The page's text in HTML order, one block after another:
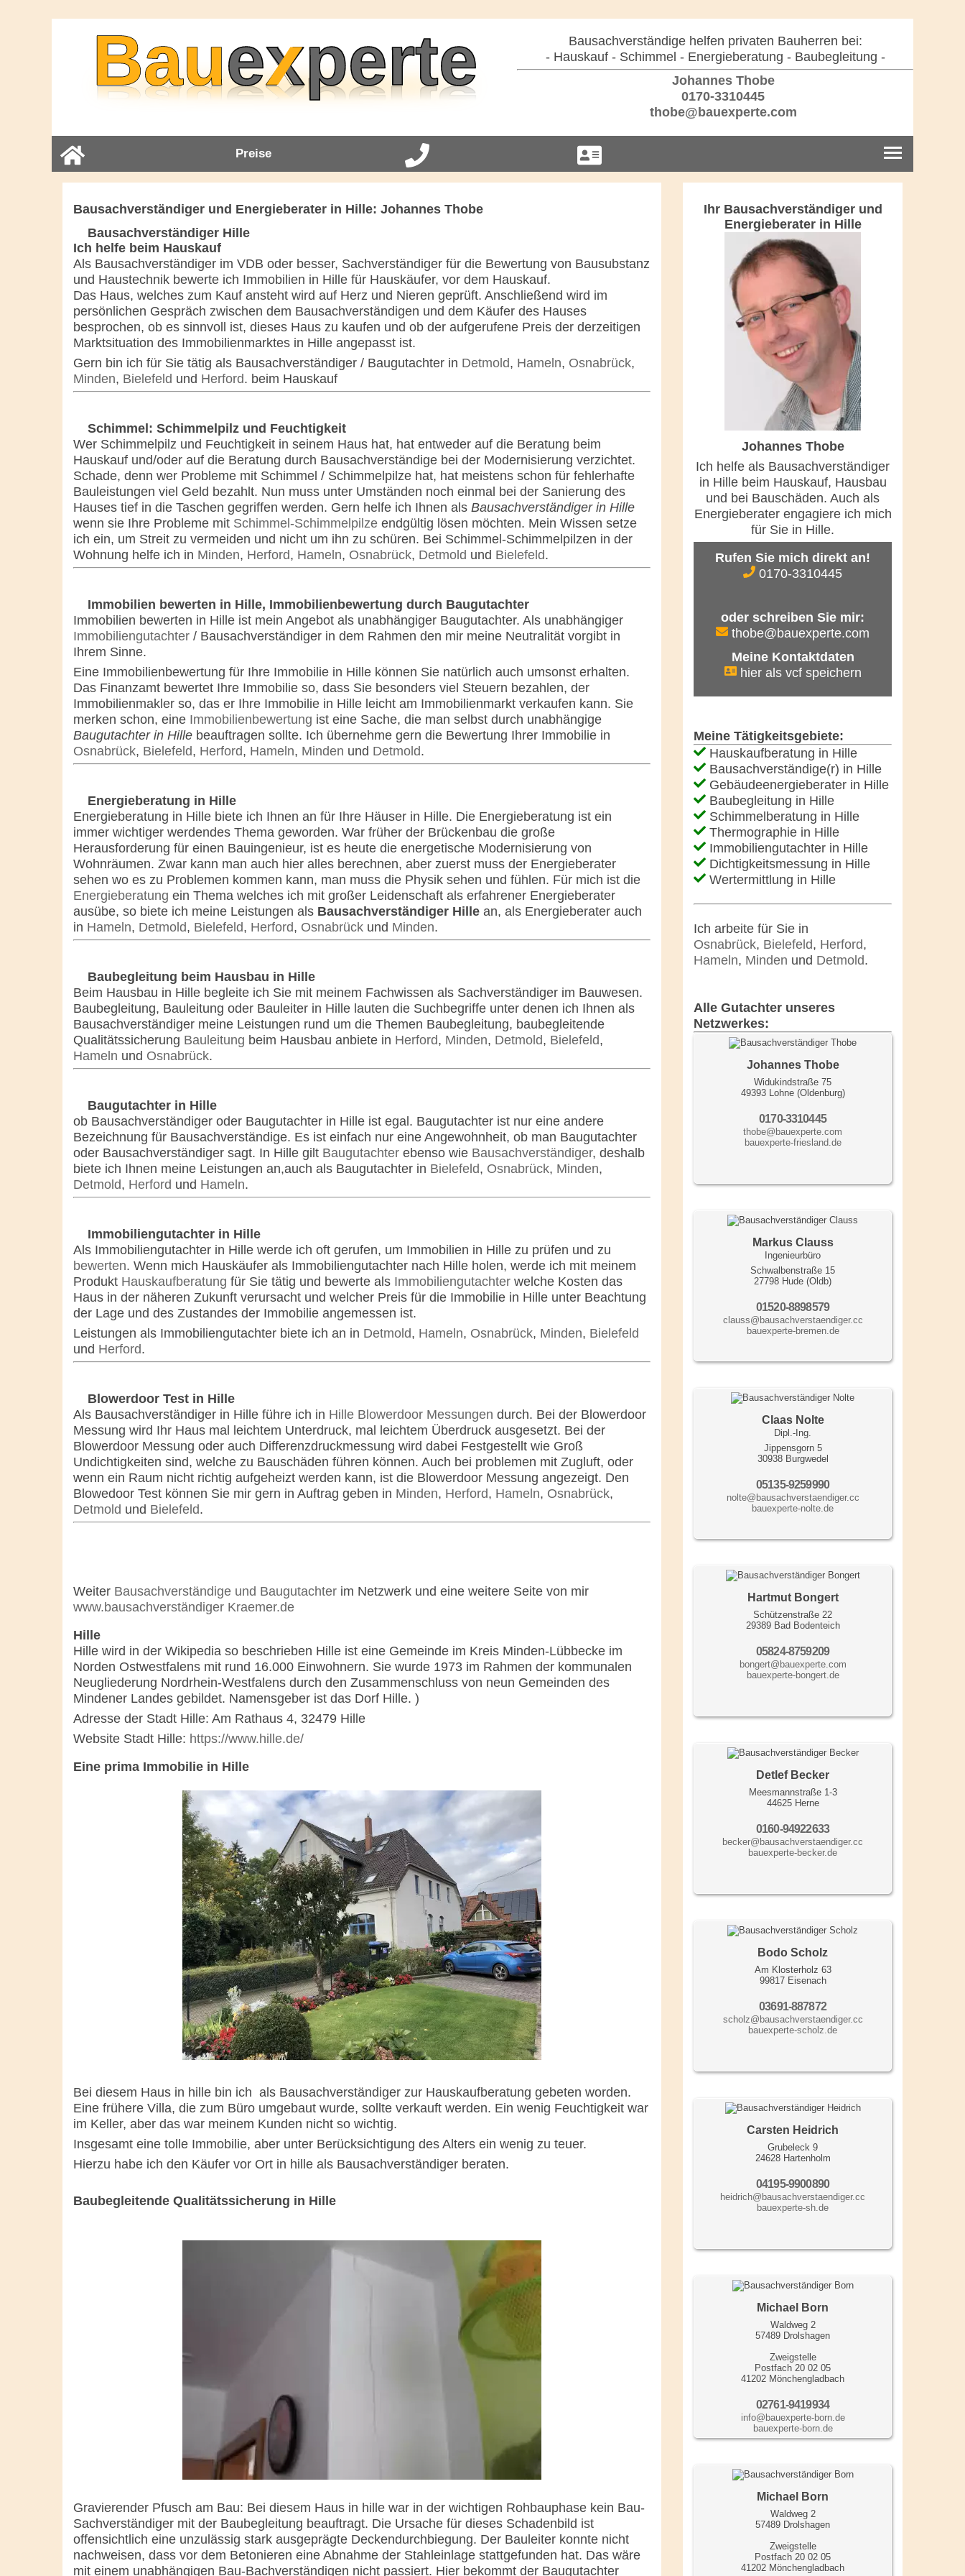
Bausachverständige helfen privaten Bauherren bei:
- Hauskauf - Schimmel - Energieberatung - Baubegleitung -
Johannes Thobe
0170-3310445
thobe@bauexperte.com
Preise
Bausachverständiger und Energieberater in Hille: Johannes Thobe
Bausachverständiger Hille
Ich helfe beim Hauskauf
Als Bausachverständiger im VDB oder besser, Sachverständiger für die Bewertung von Bausubstanz
und Haustechnik bewerte ich Immobilien in Hille für Hauskäufer, vor dem Hauskauf.
Das Haus, welches zum Kauf ansteht wird auf Herz und Nieren geprüft. Anschließend wird im
persönlichen Gespräch zwischen dem Bausachverständigen und dem Käufer des Hauses
besprochen, ob es sinnvoll ist, dieses Haus zu kaufen und ob der aufgerufene Preis der derzeitigen
Marktsituation des Immobilienmarktes in Hille angepasst ist.
Gern bin ich für Sie tätig als Bausachverständiger / Baugutachter in Detmold, Hameln, Osnabrück,
Minden, Bielefeld und Herford. beim Hauskauf
Schimmel: Schimmelpilz und Feuchtigkeit
Wer Schimmelpilz und Feuchtigkeit in seinem Haus hat, hat entweder auf die Beratung beim
Hauskauf und/oder auf die Beratung durch Bausachverständige bei der Modernisierung verzichtet.
Schade, denn wer Probleme mit Schimmel / Schimmelpilze hat, hat meistens schon für fehlerhafte
Bauleistungen viel Geld bezahlt. Nun muss unter Umständen noch einmal bei der Sanierung des
Hauses tief in die Taschen gegriffen werden. Gern helfe ich Ihnen als Bausachverständiger in Hille
wenn sie Ihre Probleme mit Schimmel-Schimmelpilze endgültig lösen möchten. Mein Wissen setze
ich ein, um Streit zu vermeiden und nicht um ihn zu schüren. Bei Schimmel-Schimmelpilzen in der
Wohnung helfe ich in Minden, Herford, Hameln, Osnabrück, Detmold und Bielefeld.
Immobilien bewerten in Hille, Immobilienbewertung durch Baugutachter
Immobilien bewerten in Hille ist mein Angebot als unabhängiger Baugutachter. Als unabhängiger
Immobiliengutachter / Bausachverständiger in dem Rahmen den mir meine Neutralität vorgibt in
Ihrem Sinne.
Eine Immobilienbewertung für Ihre Immobilie in Hille können Sie natürlich auch umsonst erhalten.
Das Finanzamt bewertet Ihre Immobilie so, dass Sie besonders viel Steuern bezahlen, der
Immobilienmakler so, das er Ihre Immobilie in Hille leicht am Immobilienmarkt verkaufen kann. Sie
merken schon, eine Immobilienbewertung ist eine Sache, die man selbst durch unabhängige
Baugutachter in Hille beauftragen sollte. Ich übernehme gern die Bewertung Ihrer Immobilie in
Osnabrück, Bielefeld, Herford, Hameln, Minden und Detmold.
Energieberatung in Hille
Energieberatung in Hille biete ich Ihnen an für Ihre Häuser in Hille. Die Energieberatung ist ein
immer wichtiger werdendes Thema geworden. War früher der Brückenbau die große
Herausforderung für einen Bauingenieur, ist es heute die energetische Modernisierung von
Wohnräumen. Zwar kann man auch hier alles berechnen, aber zuerst muss der Energieberater
sehen wo es zu Problemen kommen kann, man muss die Physik sehen und fühlen. Für mich ist die
Energieberatung ein Thema welches ich mit großer Leidenschaft als erfahrener Energieberater
ausübe, so biete ich meine Leistungen als Bausachverständiger Hille an, als Energieberater auch
in Hameln, Detmold, Bielefeld, Herford, Osnabrück und Minden.
Baubegleitung beim Hausbau in Hille
Beim Hausbau in Hille begleite ich Sie mit meinem Fachwissen als Sachverständiger im Bauwesen.
Baubegleitung, Bauleitung oder Bauleiter in Hille lauten die Suchbegriffe unter denen ich Ihnen als
Bausachverständiger meine Leistungen rund um die Themen Baubegleitung, baubegleitende
Qualitätssicherung Bauleitung beim Hausbau anbiete in Herford, Minden, Detmold, Bielefeld,
Hameln und Osnabrück.
Baugutachter in Hille
ob Bausachverständiger oder Baugutachter in Hille ist egal. Baugutachter ist nur eine andere
Bezeichnung für Bausachverständige. Es ist einfach nur eine Angewohnheit, ob man Baugutachter
oder Bausachverständiger sagt. In Hille gilt Baugutachter ebenso wie Bausachverständiger, deshalb
biete ich Ihnen meine Leistungen an,auch als Baugutachter in Bielefeld, Osnabrück, Minden,
Detmold, Herford und Hameln.
Immobiliengutachter in Hille
Als Immobiliengutachter in Hille werde ich oft gerufen, um Immobilien in Hille zu prüfen und zu
bewerten. Wenn mich Hauskäufer als Immobiliengutachter nach Hille holen, werde ich mit meinem
Produkt Hauskaufberatung für Sie tätig und bewerte als Immobiliengutachter welche Kosten das
Haus in der näheren Zukunft verursacht und welcher Preis für die Immobilie in Hille unter Beachtung
der Lage und des Zustandes der Immobilie angemessen ist.
Leistungen als Immobiliengutachter biete ich an in Detmold, Hameln, Osnabrück, Minden, Bielefeld
und Herford.
Blowerdoor Test in Hille
Als Bausachverständiger in Hille führe ich in Hille Blowerdoor Messungen durch. Bei der Blowerdoor
Messung wird Ihr Haus mal leichtem Unterdruck, mal leichtem Überdruck ausgesetzt. Bei der
Blowerdoor Messung oder auch Differenzdruckmessung wird dabei Festgestellt wie Groß
Undichtigkeiten sind, welche zu Bauschäden führen können. Auch bei problemen mit Zugluft, oder
wenn ein Raum nicht richtig aufgeheizt werden kann, ist die Blowerdoor Messung angezeigt. Den
Blowedoor Test können Sie mir gern in Auftrag geben in Minden, Herford, Hameln, Osnabrück,
Detmold und Bielefeld.
Weiter Bausachverständige und Baugutachter im Netzwerk und eine weitere Seite von mir
www.bausachverständiger Kraemer.de
Hille
Hille wird in der Wikipedia so beschrieben Hille ist eine Gemeinde im Kreis Minden-Lübbecke im
Norden Ostwestfalens mit rund 16.000 Einwohnern. Sie wurde 1973 im Rahmen der kommunalen
Neugliederung Nordrhein-Westfalens durch den Zusammenschluss von neun Gemeinden des
Mindener Landes gebildet. Namensgeber ist das Dorf Hille. )
Adresse der Stadt Hille: Am Rathaus 4, 32479 Hille
Website Stadt Hille: https://www.hille.de/
Eine prima Immobilie in Hille
Bei diesem Haus in hille bin ich als Bausachverständiger zur Hauskaufberatung gebeten worden.
Eine frühere Villa, die zum Büro umgebaut wurde, sollte verkauft werden. Ein wenig Feuchtigkeit war
im Keller, aber das war meinem Kunden nicht so wichtig.
Insgesamt eine tolle Immobilie, aber unter Berücksichtigung des Alters ein wenig zu teuer.
Hierzu habe ich den Käufer vor Ort in hille als Bausachverständiger beraten.
Baubegleitende Qualitätssicherung in Hille
Gravierender Pfusch am Bau: Bei diesem Haus in hille war in der wichtigen Rohbauphase kein Bau-
Sachverständiger mit der Baubegleitung beauftragt. Die Ursache für dieses Schadenbild ist
offensichtlich eine unzulässig stark ausgeprägte Deckendurchbiegung. Der Bauleiter konnte nicht
nachweisen, dass vor dem Betonieren eine Abnahme der Stahleinlage stattgefunden hat. Das wäre
mit einem unabhängigen Bau-Bachverständigen nicht passiert. Hier bekommt der Baugutachter
Ihr Bausachverständiger und
Energieberater in Hille
Johannes Thobe
Ich helfe als Bausachverständiger
in Hille beim Hauskauf, Hausbau
und bei Bauschäden. Auch als
Energieberater engagiere ich mich
für Sie in Hille.
Rufen Sie mich direkt an!
0170-3310445
oder schreiben Sie mir:
thobe@bauexperte.com
Meine Kontaktdaten
hier als vcf speichern
Meine Tätigkeitsgebiete:
Hauskaufberatung in Hille
Bausachverständige(r) in Hille
Gebäudeenergieberater in Hille
Baubegleitung in Hille
Schimmelberatung in Hille
Thermographie in Hille
Immobiliengutachter in Hille
Dichtigkeitsmessung in Hille
Wertermittlung in Hille
Ich arbeite für Sie in
Osnabrück, Bielefeld, Herford,
Hameln, Minden und Detmold.
Alle Gutachter unseres
Netzwerkes:
Johannes Thobe
Widukindstraße 75
49393 Lohne (Oldenburg)
0170-3310445
thobe@bauexperte.com
bauexperte-friesland.de
Markus Clauss
Ingenieurbüro
Schwalbenstraße 15
27798 Hude (Oldb)
01520-8898579
clauss@bausachverstaendiger.cc
bauexperte-bremen.de
Claas Nolte
Dipl.-Ing.
Jippensgorn 5
30938 Burgwedel
05135-9259990
nolte@bausachverstaendiger.cc
bauexperte-nolte.de
Hartmut Bongert
Schützenstraße 22
29389 Bad Bodenteich
05824-8759209
bongert@bauexperte.com
bauexperte-bongert.de
Detlef Becker
Meesmannstraße 1-3
44625 Herne
0160-94922633
becker@bausachverstaendiger.cc
bauexperte-becker.de
Bodo Scholz
Am Klosterholz 63
99817 Eisenach
03691-887872
scholz@bausachverstaendiger.cc
bauexperte-scholz.de
Carsten Heidrich
Grubeleck 9
24628 Hartenholm
04195-9900890
heidrich@bausachverstaendiger.cc
bauexperte-sh.de
Michael Born
Waldweg 2
57489 Drolshagen
Zweigstelle
Postfach 20 02 05
41202 Mönchengladbach
02761-9419934
info@bauexperte-born.de
bauexperte-born.de
Michael Born
Waldweg 2
57489 Drolshagen
Zweigstelle
Postfach 20 02 05
41202 Mönchengladbach